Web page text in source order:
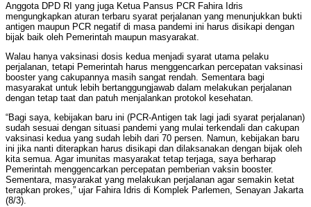
Anggota DPD RI yang juga Ketua Pansus PCR Fahira Idris
mengungkapkan aturan terbaru syarat perjalanan yang menunjukkan bukti
antigen maupun PCR negatif di masa pandemi ini harus disikapi dengan
bijak baik oleh Pemerintah maupun masyarakat.
Walau hanya vaksinasi dosis kedua menjadi syarat utama pelaku
perjalanan, tetapi Pemerintah harus menggencarkan percepatan vaksinasi
booster yang cakupannya masih sangat rendah. Sementara bagi
masyarakat untuk lebih bertanggungjawab dalam melakukan perjalanan
dengan tetap taat dan patuh menjalankan protokol kesehatan.
“Bagi saya, kebijakan baru ini (PCR-Antigen tak lagi jadi syarat perjalanan)
sudah sesuai dengan situasi pandemi yang mulai terkendali dan cakupan
vaksinasi kedua yang sudah lebih dari 70 persen. Namun, kebijakan baru
ini jika nanti diterapkan harus disikapi dan dilaksanakan dengan bijak oleh
kita semua. Agar imunitas masyarakat tetap terjaga, saya berharap
Pemerintah menggencarkan percepatan pemberian vaksin booster.
Sementara, masyarakat yang melakukan perjalanan agar semakin ketat
terapkan prokes,” ujar Fahira Idris di Komplek Parlemen, Senayan Jakarta
(8/3).